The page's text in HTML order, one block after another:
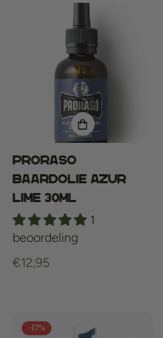
Proraso
baardolie Azur
Lime 30ml
1
beoordeling
Normale
€12,95
-17%